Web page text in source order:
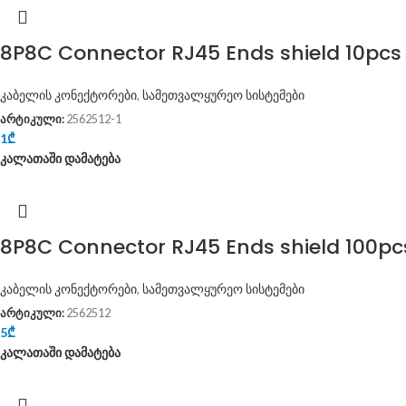
8P8C Connector RJ45 Ends shield 10pcs
კაბელის კონექტორები, სამეთვალყურეო სისტემები
არტიკული: 2562512-1
1₾
კალათაში დამატება
8P8C Connector RJ45 Ends shield
კაბელის კონექტორები, სამეთვალყურეო სისტემები
არტიკული: 2562512
5₾
კალათაში დამატება